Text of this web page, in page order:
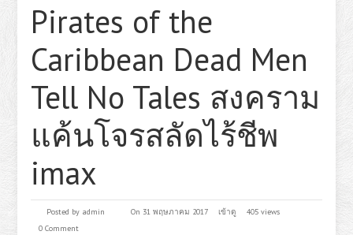
Pirates of the
Caribbean Dead Men
Tell No Tales สงคราม
แค้นโจรสลัดไร้ชีพ
imax
Posted by admin On 31 พฤษภาคม 2017 เข้าดู
405 views
0 Comment